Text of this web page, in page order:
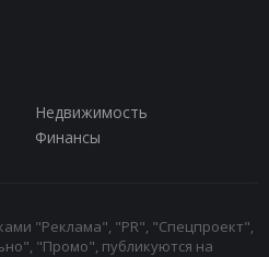
Недвижимость
Финансы
"Реклама", "PR", "Спецпроект",
"Промо", публикуются на